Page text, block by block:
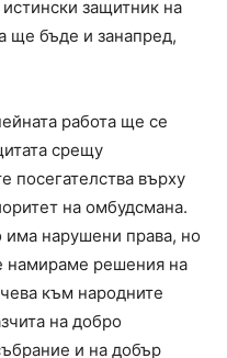
защитник на
ще бъде и занапред,
работа ще се
срещу
посегателства върху
на омбудсмана.
нарушени права, но
намираме решения на
към народните
на добро
и на добър